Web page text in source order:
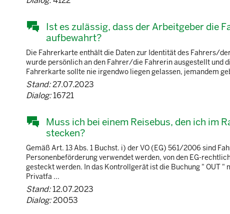
Ist es zulässig, dass der Arbeitgeber die
aufbewahrt?
Die Fahrerkarte enthält die Daten zur Identität des Fahrers/
wurde persönlich an den Fahrer/die Fahrerin ausgestellt
Fahrerkarte sollte nie irgendwo liegen gelassen, jemandem
Stand:27.07.2023
Dialog:16721
Muss ich bei einem Reisebus, den ich im
stecken?
Gemäß Art. 13 Abs. 1 Buchst. i) der VO (EG) 561/2006 sind
Personenbeförderung verwendet werden, von den EG-
gesteckt werden. In das Kontrollgerät ist die Buchung " OUT "
Privatfa ...
Stand:12.07.2023
Dialog:20053